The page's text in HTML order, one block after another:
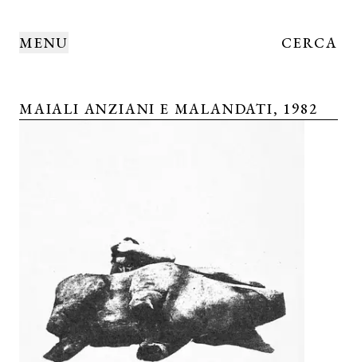
MENU CERCA
MAIALI ANZIANI E MALANDATI, 1982